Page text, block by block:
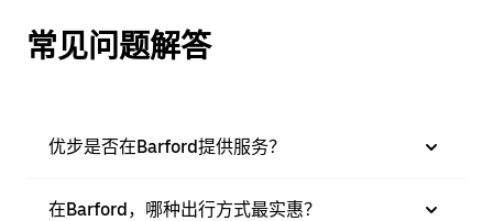
常见问题解答
优步是否在Barford提供服务？
在Barford，哪种出行方式最实惠？